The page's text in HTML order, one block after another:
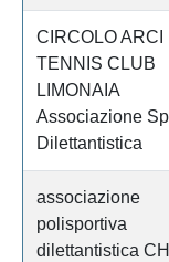
CIRCOLO ARCI
TENNIS CLUB
LIMONAIA
Associazione
Dilettantistica
associazione
polisportiva
dilettantistica